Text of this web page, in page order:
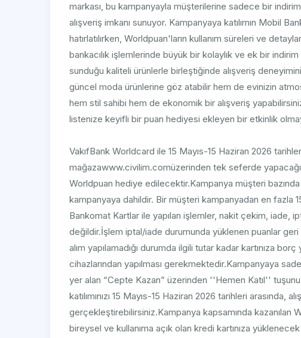
markası, bu kampanyayla müşterilerine sadece bir
alışveriş imkanı sunuyor. Kampanyaya katılımın Mobil
hatırlatılırken, Worldpuan'ların kullanım süreleri ve
bankacılık işlemlerinde büyük bir kolaylık ve ek bir
sunduğu kaliteli ürünlerle birleştiğinde alışveriş
güncel moda ürünlerine göz atabilir hem de evinizin
hem stil sahibi hem de ekonomik bir alışveriş
listenize keyifli bir puan hediyesi ekleyen bir etkinlik
VakıfBank Worldcard ile 15 Mayıs-15 Haziran 2026
mağazawww.civilim.comüzerinden tek seferde
Worldpuan hediye edilecektir.Kampanya müşteri
kampanyaya dahildir. Bir müşteri kampanyadan en fazla
Bankomat Kartlar ile yapılan işlemler, nakit çekim, iade,
değildir.İşlem iptal/iade durumunda yüklenen puanlar geri
alım yapılamadığı durumda ilgili tutar kadar kartınıza
cihazlarından yapılması gerekmektedir.Kampanyaya
yer alan “Cepte Kazan” üzerinden ''Hemen Katıl'' tuşunu
katılımınızı 15 Mayıs-15 Haziran 2026 tarihleri arasında,
gerçekleştirebilirsiniz.Kampanya kapsamında kazanılan
bireysel ve kullanıma açık olan kredi kartınıza